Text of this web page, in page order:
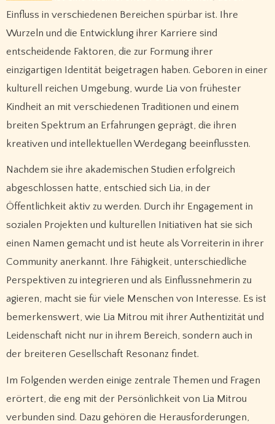
Einfluss in verschiedenen Bereichen spürbar ist. Ihre
Wurzeln und die Entwicklung ihrer Karriere sind
entscheidende Faktoren, die zur Formung ihrer
einzigartigen Identität beigetragen haben. Geboren in einer
kulturell reichen Umgebung, wurde Lia von frühester
Kindheit an mit verschiedenen Traditionen und einem
breiten Spektrum an Erfahrungen geprägt, die ihren
kreativen und intellektuellen Werdegang beeinflussten.
Nachdem sie ihre akademischen Studien erfolgreich
abgeschlossen hatte, entschied sich Lia, in der
Öffentlichkeit aktiv zu werden. Durch ihr Engagement in
sozialen Projekten und kulturellen Initiativen hat sie sich
einen Namen gemacht und ist heute als Vorreiterin in ihrer
Community anerkannt. Ihre Fähigkeit, unterschiedliche
Perspektiven zu integrieren und als Einflussnehmerin zu
agieren, macht sie für viele Menschen von Interesse. Es ist
bemerkenswert, wie Lia Mitrou mit ihrer Authentizität und
Leidenschaft nicht nur in ihrem Bereich, sondern auch in
der breiteren Gesellschaft Resonanz findet.
Im Folgenden werden einige zentrale Themen und Fragen
erörtert, die eng mit der Persönlichkeit von Lia Mitrou
verbunden sind. Dazu gehören die Herausforderungen,